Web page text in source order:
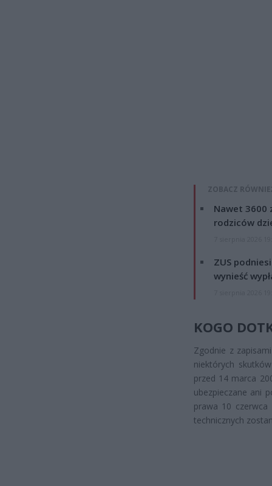
ZOBACZ
Nawet 3600
rodziców
ZUS
wynieść
KOGO
Zgodnie z
niektórych
przed 14 marca
ubezpieczane ani
prawa 10
technicznych